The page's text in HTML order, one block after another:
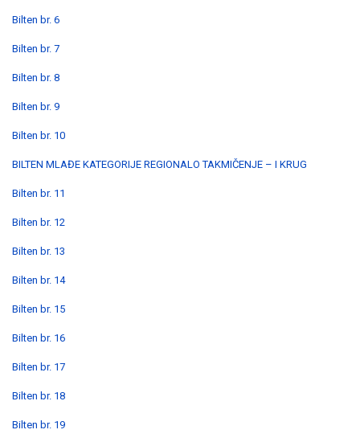
Bilten br. 6
Bilten br. 7
Bilten br. 8
Bilten br. 9
Bilten br. 10
BILTEN MLAĐE KATEGORIJE REGIONALO TAKMIČENJE – I KRUG
Bilten br. 11
Bilten br. 12
Bilten br. 13
Bilten br. 14
Bilten br. 15
Bilten br. 16
Bilten br. 17
Bilten br. 18
Bilten br. 19